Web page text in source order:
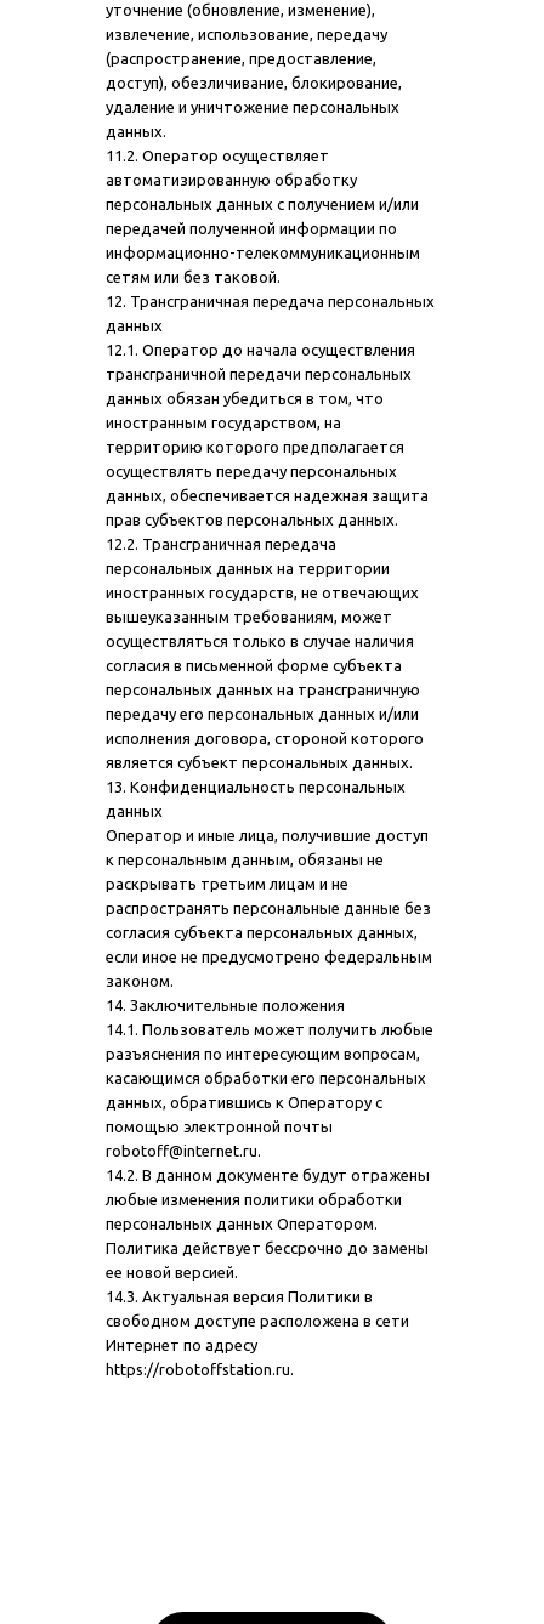
уточнение (обновление, изменение),
извлечение, использование, передачу
(распространение, предоставление,
доступ), обезличивание, блокирование,
удаление и уничтожение персональных
данных.
11.2. Оператор осуществляет
автоматизированную обработку
персональных данных с получением и/или
передачей полученной информации по
информационно-телекоммуникационным
сетям или без таковой.
12. Трансграничная передача персональных
данных
12.1. Оператор до начала осуществления
трансграничной передачи персональных
данных обязан убедиться в том, что
иностранным государством, на
территорию которого предполагается
осуществлять передачу персональных
данных, обеспечивается надежная защита
прав субъектов персональных данных.
12.2. Трансграничная передача
персональных данных на территории
иностранных государств, не отвечающих
вышеуказанным требованиям, может
осуществляться только в случае наличия
согласия в письменной форме субъекта
персональных данных на трансграничную
передачу его персональных данных и/или
исполнения договора, стороной которого
является субъект персональных данных.
13. Конфиденциальность персональных
данных
Оператор и иные лица, получившие доступ
к персональным данным, обязаны не
раскрывать третьим лицам и не
распространять персональные данные без
согласия субъекта персональных данных,
если иное не предусмотрено федеральным
законом.
14. Заключительные положения
14.1. Пользователь может получить любые
разъяснения по интересующим вопросам,
касающимся обработки его персональных
данных, обратившись к Оператору с
помощью электронной почты
robotoff@internet.ru.
14.2. В данном документе будут отражены
любые изменения политики обработки
персональных данных Оператором.
Политика действует бессрочно до замены
ее новой версией.
14.3. Актуальная версия Политики в
свободном доступе расположена в сети
Интернет по адресу
https://robotoffstation.ru.